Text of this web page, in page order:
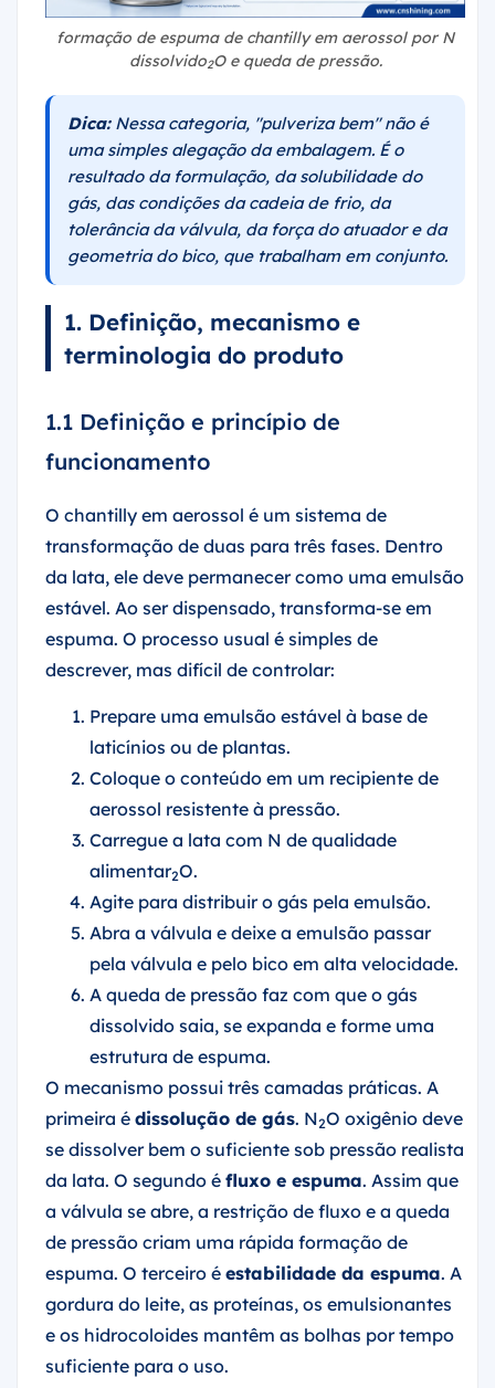
formação de espuma de chantilly em aerossol por N
dissolvido2O e queda de pressão.
Dica:Nessa categoria, "pulveriza bem" não é
uma simples alegação da embalagem. É o
resultado da formulação, da solubilidade do
gás, das condições da cadeia de frio, da
tolerância da válvula, da força do atuador e da
geometria do bico, que trabalham em conjunto.
1. Definição, mecanismo e
terminologia do produto
1.1 Definição e princípio de
funcionamento
O chantilly em aerossol é um sistema de
transformação de duas para três fases. Dentro
da lata, ele deve permanecer como uma emulsão
estável. Ao ser dispensado, transforma-se em
espuma. O processo usual é simples de
descrever, mas difícil de controlar:
Prepare uma emulsão estável à base de
laticínios ou de plantas.
Coloque o conteúdo em um recipiente de
aerossol resistente à pressão.
Carregue a lata com N de qualidade
alimentar2O.
Agite para distribuir o gás pela emulsão.
Abra a válvula e deixe a emulsão passar
pela válvula e pelo bico em alta velocidade.
A queda de pressão faz com que o gás
dissolvido saia, se expanda e forme uma
estrutura de espuma.
O mecanismo possui três camadas práticas. A
primeira é dissolução de gás. N2O oxigênio deve
se dissolver bem o suficiente sob pressão realista
da lata. O segundo é fluxo e espuma. Assim que
a válvula se abre, a restrição de fluxo e a queda
de pressão criam uma rápida formação de
espuma. O terceiro é estabilidade da espuma. A
gordura do leite, as proteínas, os emulsionantes
e os hidrocoloides mantêm as bolhas por tempo
suficiente para o uso.